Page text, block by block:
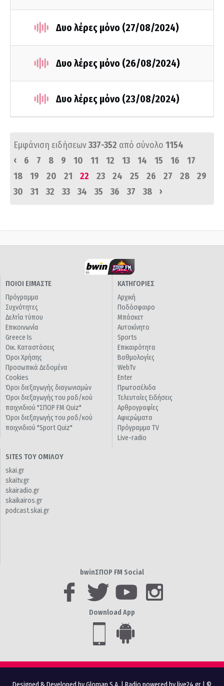
Δυο λέρες μόνο (27/08/2024)
Δυο λέρες μόνο (26/08/2024)
Δυο λέρες μόνο (23/08/2024)
Εμφάνιση ειδήσεων337-352 από σύνολο 1154
‹
6 7 8 9 10 11 12 13 14 15 16
17
18
19 20 21 22 23 24 25 26 27 28
29
30
31 32 33 34 35 36 37 38 ›
ΠΟΙΟΙ ΕΙΜΑΣΤΕ
Πρόγραμμα
Συχνότητες
Δελτία τύπου
Επικοινωνία
Greece Is
Οικ. Καταστάσεις
Όροι Χρήσης
Προσωπικά Δεδομένα
Cookies
Όροι διεξαγωγής διαγωνισμών
Όροι διεξαγωγής του ραδ/κού
παιχνιδιού "ΣΠΟΡ FM Quiz"
Όροι διεξαγωγής του ραδ/κού
παιχνιδιού "Sport Quiz"
ΚΑΤΗΓΟΡΙΕΣ
Αρχική
Ποδόσφαιρο
Μπάσκετ
Αυτοκίνητο
Sports
Επικαιρότητα
Βαθμολογίες
WebTv
Enter
Πρωτοσέλιδα
Τελευταίες Ειδήσεις
Αρθρογραφίες
Αφιερώματα
Πρόγραμμα TV
Live-radio
SITES ΤΟΥ ΟΜΙΛΟΥ
skai.gr
skaitv.gr
skairadio.gr
skaikairos.gr
podcast.skai.gr
bwinΣΠΟΡ FM Social
Download App